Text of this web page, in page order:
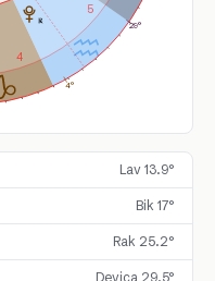
4
5
4°
29°
Lav 13.9°
Bik 17°
Rak 25.2°
Devica 29.5°